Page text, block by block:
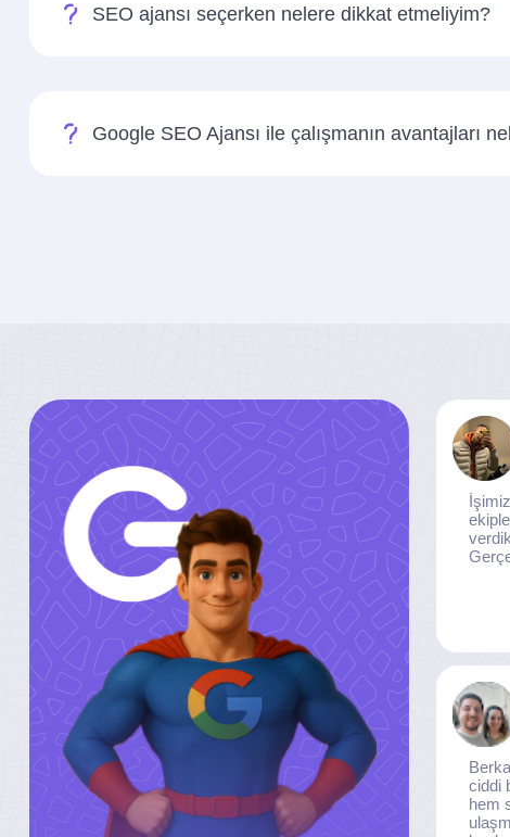
SEO ajansı seçerken nelere dikkat etmeliyim?
Google SEO Ajansı ile çalışmanın avantajları
ciddi
hem